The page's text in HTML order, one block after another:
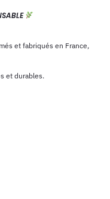
et fabriqués en France,
et durables.